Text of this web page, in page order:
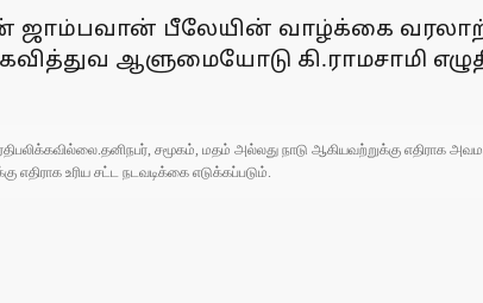
ஜாம்பவான் பீலேயின் வாழ்க்கை
ஆளுமையோடு கி.ராமசாமி
சமூகம், மதம் அல்லது நாடு ஆகியவற்றுக்கு எதிராக
உரிய சட்ட நடவடிக்கை எடுக்கப்படும்.